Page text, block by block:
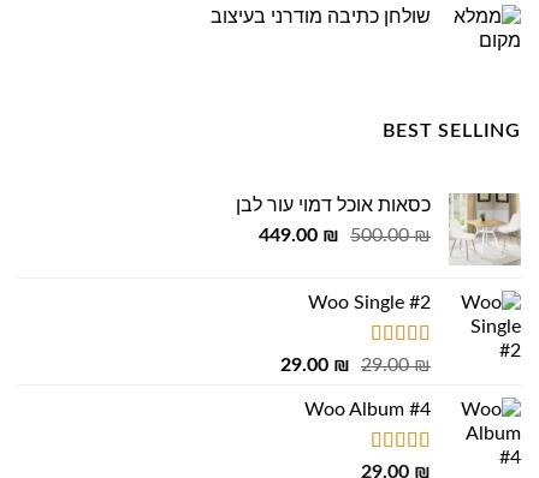
שולחן כתיבה מודרני בעיצוב
BEST SELLING
כסאות אוכל דמוי עור לבן
500.00₪
המחיר
500.00 ₪.
449.00 ₪
המחיר
Woo Single #2
דורג4.75
29.00₪
המחיר
היה:
29.00 ₪
המחיר
Woo Album #4
דורג5.00
29.00 ₪